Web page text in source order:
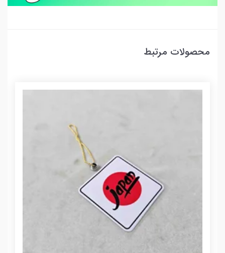
محصولات مرتبط